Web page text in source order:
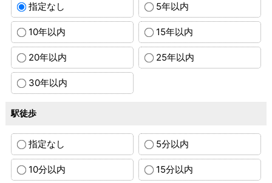
指定なし 5年以内
10年以内 15年以内
20年以内 25年以内
30年以内
駅徒歩
指定なし 5分以内
10分以内 15分以内